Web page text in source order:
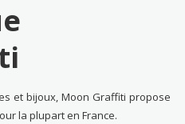
et bijoux, Moon Graffiti propose
la plupart en France.